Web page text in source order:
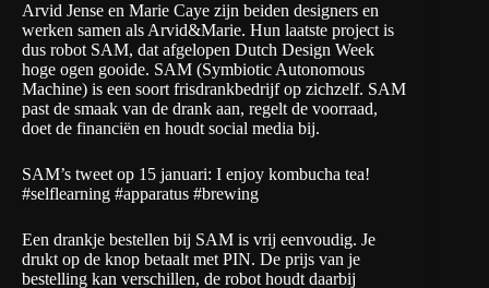
Arvid Jense en Marie Caye zijn beiden designers en
werken samen als Arvid&Marie. Hun laatste project is
dus robot SAM, dat afgelopen Dutch Design Week
hoge ogen gooide. SAM (Symbiotic Autonomous
Machine) is een soort frisdrankbedrijf op zichzelf. SAM
past de smaak van de drank aan, regelt de voorraad,
doet de financiën en houdt social media bij.
SAM’s tweet op 15 januari: I enjoy kombucha tea!
#selflearning #apparatus #brewing
Een drankje bestellen bij SAM is vrij eenvoudig. Je
drukt op de knop betaalt met PIN. De prijs van je
bestelling kan verschillen, de robot houdt daarbij